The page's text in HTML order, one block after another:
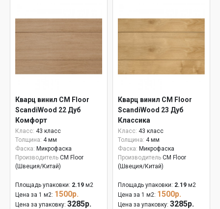
Кварц винил CM Floor
ScandiWood 22 Дуб
Комфорт
Класс: 43 класс
Толщина: 4 мм
Фаска: Микрофаска
Производитель CM Floor
(Швеция/Китай)
Площадь упаковки: 2.19 м2
Цена за 1 м2: 1500р.
Цена за упаковку: 3285р.
Кварц винил CM Floor
ScandiWood 23 Дуб
Классика
Класс: 43 класс
Толщина: 4 мм
Фаска: Микрофаска
Производитель CM Floor
(Швеция/Китай)
Площадь упаковки: 2.19 м2
Цена за 1 м2: 1500р.
Цена за упаковку: 3285р.